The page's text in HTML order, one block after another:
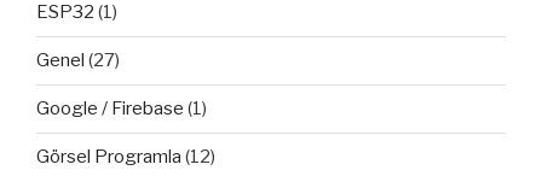
ESP32 (1)
Genel (27)
Google / Firebase (1)
Görsel Programla (12)